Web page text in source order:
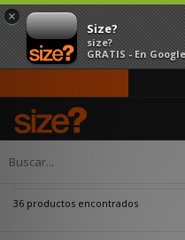
×
Size?
size?
GRATIS - En
Página principal
36 productos encontrados